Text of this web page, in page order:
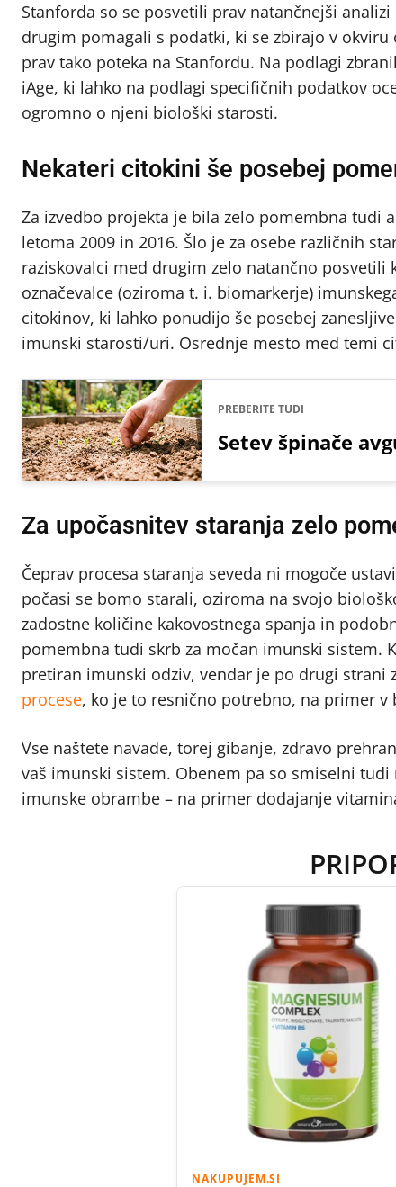
Stanforda so se posvetili prav natančnejši
drugim pomagali s podatki, ki se zbirajo v
prav tako poteka na Stanfordu. Na podlagi
iAge, ki lahko na podlagi specifičnih podatkov
ogromno o njeni biološki starosti.
Nekateri citokini še posebej
Za izvedbo projekta je bila zelo pomembna tudi
letoma 2009 in 2016. Šlo je za osebe različnih
raziskovalci med drugim zelo natančno
označevalce (oziroma t. i. biomarkerje)
citokinov, ki lahko ponudijo še posebej
imunski starosti/uri. Osrednje mesto med temi
PREBERITE TUDI
Setev špinače
Za upočasnitev staranja zelo
Čeprav procesa staranja seveda ni mogoče
počasi se bomo starali, oziroma na svojo
zadostne količine kakovostnega spanja in
pomembna tudi skrb za močan imunski sistem.
pretiran imunski odziv, vendar je po drugi
procese, ko je to resnično potrebno, na primer v
Vse naštete navade, torej gibanje, zdravo
vaš imunski sistem. Obenem pa so smiselni
imunske obrambe – na primer dodajanje
NAKUPUJEM.SI